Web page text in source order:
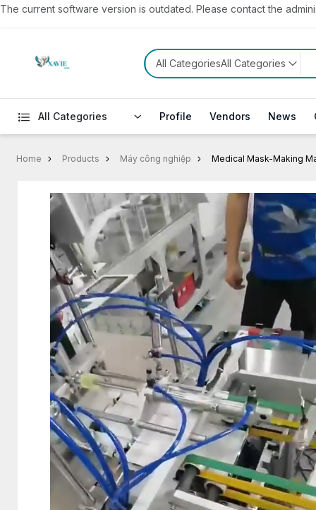
The current software version is outdated. Please contact the
All CategoriesAll Categories
All Categories Profile Vendors News
Home Products Máy công nghiệp Medical Mask-Making